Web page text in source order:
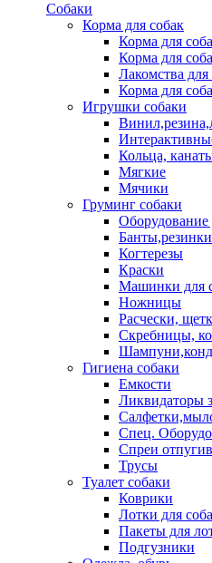
Собаки
Корма для собак
Корма для
Корма для
Лакомства для
Корма для
Игрушки собаки
Кольца,
Мягкие
Мячики
Груминг собаки
Оборудование
Банты,резинки
Когтерезы
Краски
Машинки для
Ножницы
Расчески,
Скребницы,
Гигиена собаки
Емкости
Ликвидаторы
Спец.
Спреи
Трусы
Туалет собаки
Коврики
Лотки для
Пакеты для
Подгузники